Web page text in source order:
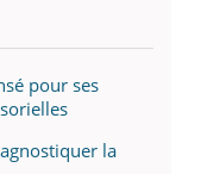
pour ses
la